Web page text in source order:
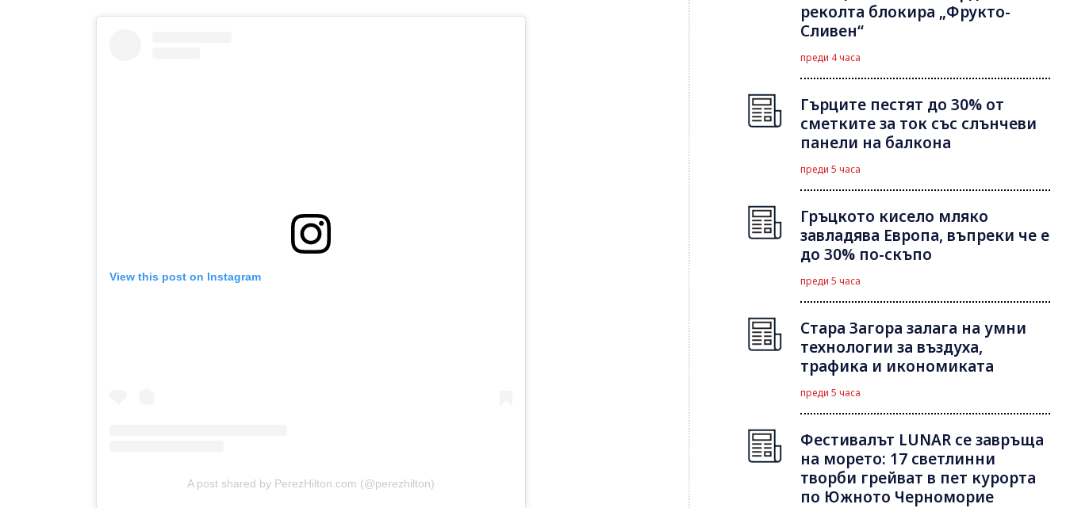
View this post on Instagram
A post shared by PerezHilton.com (@perezhilton)
реколта блокира „Фрукто-
Сливен“
преди 4 часа
Гърците пестят до 30% от
сметките за ток със слънчеви
панели на балкона
преди 5 часа
Гръцкото кисело мляко
завладява Европа, въпреки че е
до 30% по-скъпо
преди 5 часа
Стара Загора залага на умни
технологии за въздуха,
трафика и икономиката
преди 5 часа
Фестивалът LUNAR се завръща
на морето: 17 светлинни
творби грейват в пет курорта
по Южното Черноморие